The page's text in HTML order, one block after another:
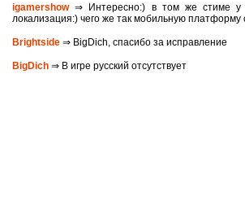
igamershow⇒ Интересно:) в том же стиме у
локализация:) чего же так мобильную платформу
Brightside ⇒ BigDich, спасибо за исправление
BigDich ⇒ В игре русский отсутствует